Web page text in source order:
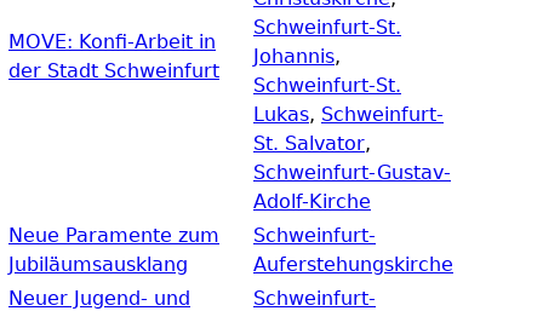
MOVE: Konfi-Arbeit in
der Stadt Schweinfurt
Schweinfurt-St.
Johannis,
Schweinfurt-St.
Lukas, Schweinfurt-
St. Salvator,
Schweinfurt-Gustav-
Adolf-Kirche
Neue Paramente zum
Jubiläumsausklang
Schweinfurt-
Auferstehungskirche
Neuer Jugend- und
Schweinfurt-